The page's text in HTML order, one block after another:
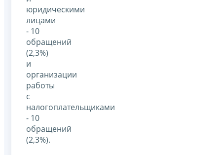
юридическими
лицами
- 10
обращений
(2,3%)
и
организации
работы
с
налогоплательщиками
- 10
обращений
(2,3%).